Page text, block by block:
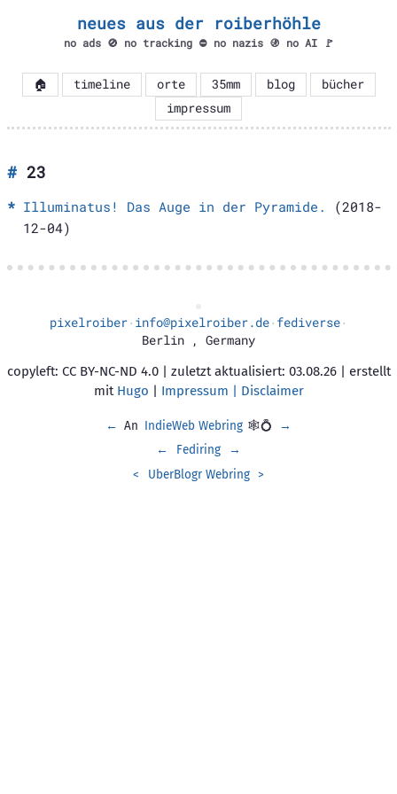
neues aus der roiberhöhle
no ads 🚫 no tracking ⛔ no nazis 🚯 no AI 🚩
🏠 timeline orte 35mm blog
bücher
impressum
23
Illuminatus! Das Auge in der Pyramide.
(2018-
12-04)
pixelroiber· info@pixelroiber.de· fediverse·
Berlin , Germany
copyleft: CC BY-NC-ND 4.0 | zuletzt aktualisiert: 03.08.26 | erstellt
mit Hugo | Impressum | Disclaimer
← An IndieWeb Webring 🕸💍
→
←
Fediring
→
<
UberBlogr Webring >